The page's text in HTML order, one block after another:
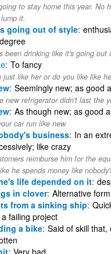
to stay home this year. No
it.
going out of style
been drinking like it's going out
To fancy
just like her or do you like like
Seemingly new; as good
new refrigerator didn't last the
As though new; as good
car run like new.
business In an
like crazy
reimburse him for the
he spends money like
life depended on it
in clover Alternative
from a sinking ship
failing project
a bike Said of skill
Very bad